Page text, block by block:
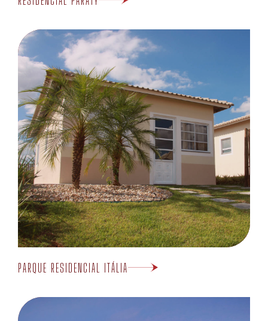
PARQUE RESIDENCIAL ITÁLIA